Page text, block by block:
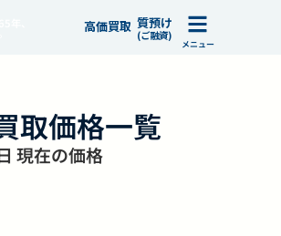
高価買取 質預け
(ご融資)
メニュー
取価格一覧
現在の価格